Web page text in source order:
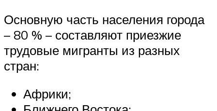
Основную часть населения города
– 80 % – составляют приезжие
трудовые мигранты из разных
стран:
Африки;